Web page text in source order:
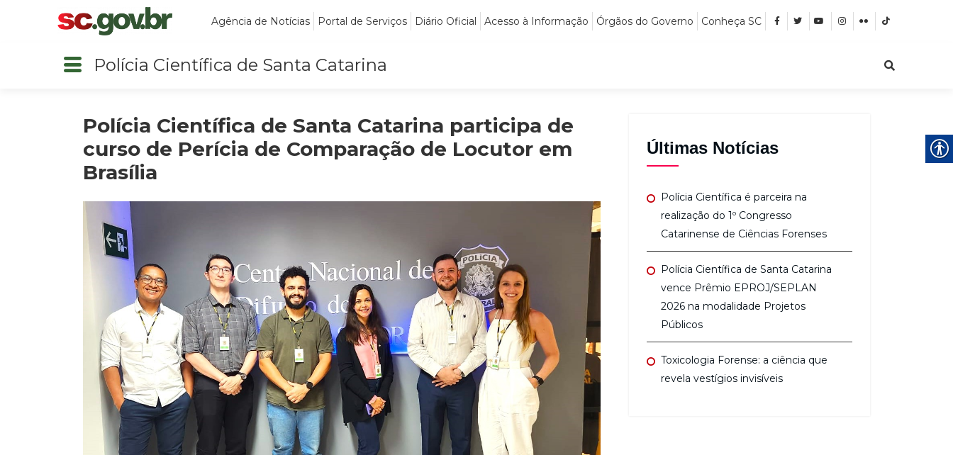
Agência de Notícias Portal de Serviços Diário Oficial Acesso à Informação Órgãos do Governo Conheça SC
Polícia Científica de Santa Catarina
Polícia Científica de Santa Catarina participa de
curso de Perícia de Comparação de Locutor em
Brasília
Últimas Notícias
Polícia Científica é parceira na
realização do 1º Congresso
Catarinense de Ciências Forenses
Polícia Científica de Santa Catarina
vence Prêmio EPROJ/SEPLAN
2026 na modalidade Projetos
Públicos
Toxicologia Forense: a ciência que
revela vestígios invisíveis